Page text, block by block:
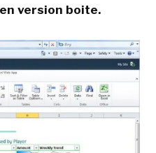
version boite.